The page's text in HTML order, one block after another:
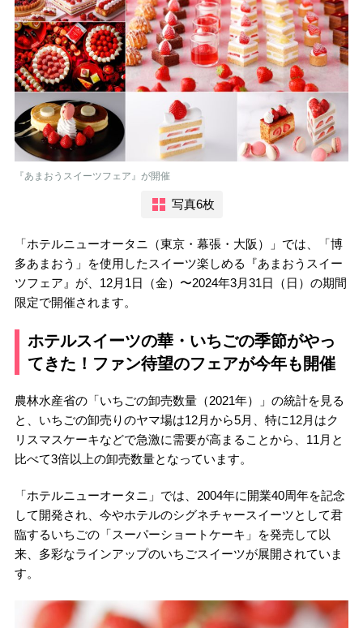
『あまおうスイーツフェア』が開催
写真6枚
「ホテルニューオータニ（東京・幕張・大阪）」では、「博
多あまおう」を使用したスイーツ楽しめる『あまおうスイー
ツフェア』が、12月1日（金）〜2024年3月31日（日）の期間
限定で開催されます。
ホテルスイーツの華・いちごの季節がやっ
てきた！ファン待望のフェアが今年も開催
農林水産省の「いちごの卸売数量（2021年）」の統計を見る
と、いちごの卸売りのヤマ場は12月から5月、特に12月はク
リスマスケーキなどで急激に需要が高まることから、11月と
比べて3倍以上の卸売数量となっています。
「ホテルニューオータニ」では、2004年に開業40周年を記念
して開発され、今やホテルのシグネチャースイーツとして君
臨するいちごの「スーパーショートケーキ」を発売して以
来、多彩なラインアップのいちごスイーツが展開されていま
す。